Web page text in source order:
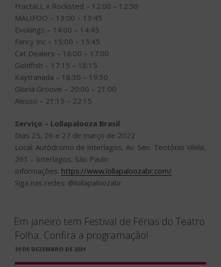
FractaLL x Rocksted – 12:00 – 12:50
MALIFOO – 13:00 – 13:45
Evokings – 14:00 – 14:45
Fancy Inc – 15:00 – 15:45
Cat Dealers – 16:00 – 17:00
Goldfish – 17:15 – 18:15
Kaytranada – 18:30 – 19:30
Gloria Groove – 20:00 – 21:00
Alesso – 21:15 – 22:15
Serviço – Lollapalooza Brasil
Dias 25, 26 e 27 de março de 2022
Local: Autódromo de Interlagos, Av. Sen. Teotônio Vilela,
261 – Interlagos, São Paulo
Informações: https://www.lollapaloozabr.com/
Siga nas redes: @lollapaloozabr
Em janeiro tem Festival de Férias do Teatro
Folha. Confira a programação!
PUBLICADO
29 DE DEZEMBRO DE 2021